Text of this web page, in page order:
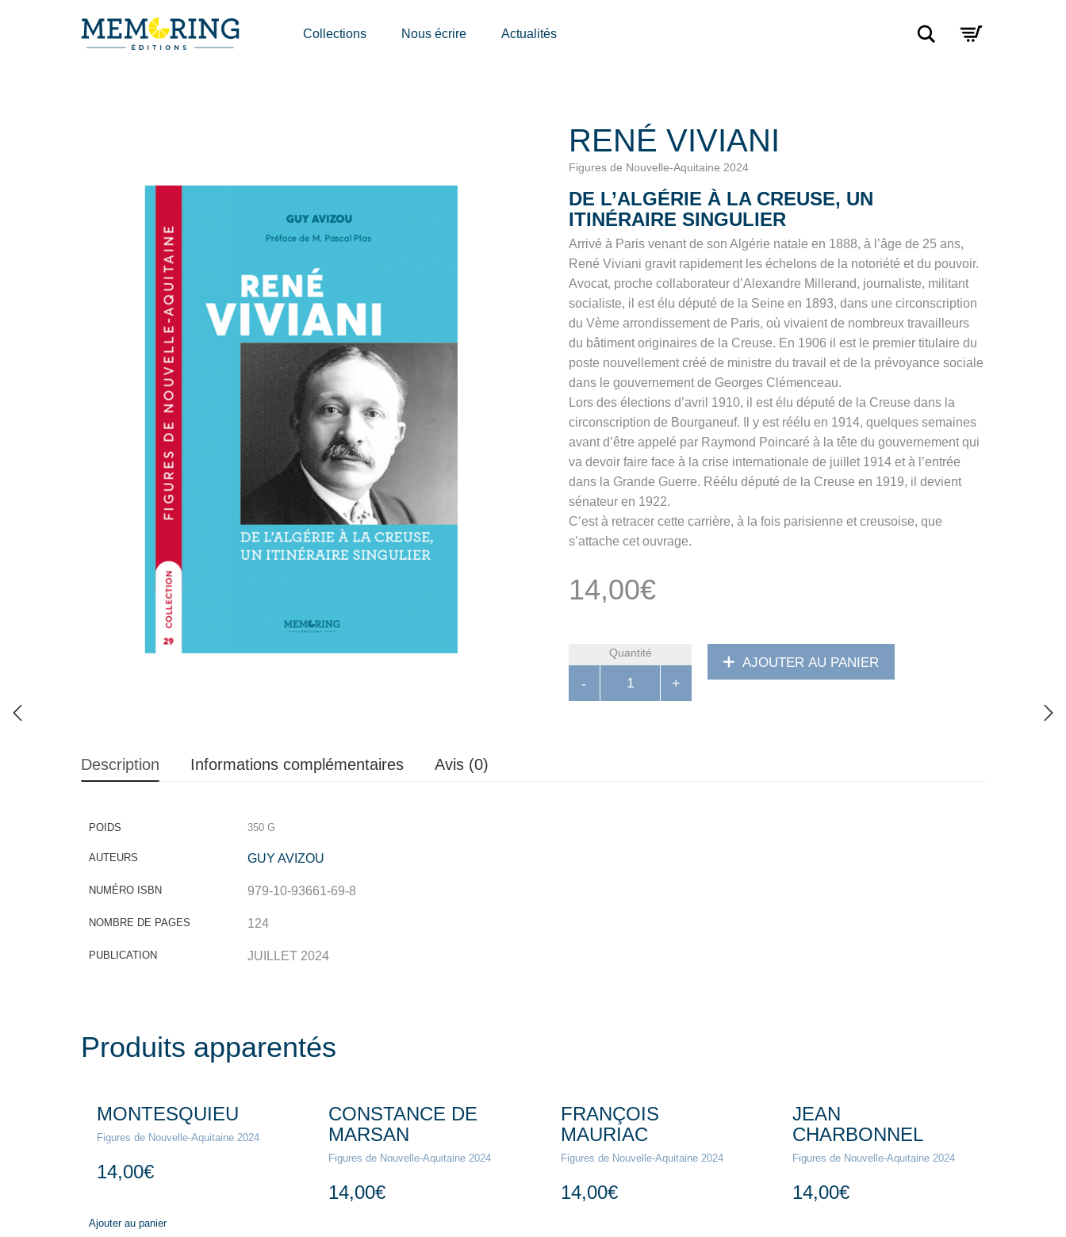
Collections Nous écrire Actualités Rechercher
RENÉ VIVIANI
Figures de Nouvelle-Aquitaine 2024
DE L’ALGÉRIE À LA CREUSE, UN
ITINÉRAIRE SINGULIER
Arrivé à Paris venant de son Algérie natale en 1888, à l’âge de 25 ans,
René Viviani gravit rapidement les échelons de la notoriété et du pouvoir.
Avocat, proche collaborateur d’Alexandre Millerand, journaliste, militant
socialiste, il est élu député de la Seine en 1893, dans une circonscription
du Vème arrondissement de Paris, où vivaient de nombreux travailleurs
du bâtiment originaires de la Creuse. En 1906 il est le premier titulaire du
poste nouvellement créé de ministre du travail et de la prévoyance sociale
dans le gouvernement de Georges Clémenceau.
Lors des élections d’avril 1910, il est élu député de la Creuse dans la
circonscription de Bourganeuf. Il y est réélu en 1914, quelques semaines
avant d’être appelé par Raymond Poincaré à la tête du gouvernement qui
va devoir faire face à la crise internationale de juillet 1914 et à l’entrée
dans la Grande Guerre. Réélu député de la Creuse en 1919, il devient
sénateur en 1922.
C’est à retracer cette carrière, à la fois parisienne et creusoise, que
s’attache cet ouvrage.
14,00€
Quantité
AJOUTER AU PANIER
Description Informations complémentaires Avis (0)
POIDS 350 G
AUTEURS GUY AVIZOU
NUMÉRO ISBN 979-10-93661-69-8
NOMBRE DE PAGES 124
PUBLICATION JUILLET 2024
Produits apparentés
MONTESQUIEU
Figures de Nouvelle-Aquitaine 2024
14,00€
Ajouter au panier
CONSTANCE DE
MARSAN
Figures de Nouvelle-Aquitaine 2024
14,00€
FRANÇOIS
MAURIAC
Figures de Nouvelle-Aquitaine 2024
14,00€
JEAN
CHARBONNEL
Figures de Nouvelle-Aquitaine 2024
14,00€